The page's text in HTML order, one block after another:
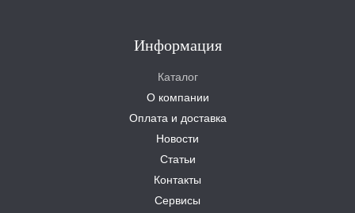
Информация
Каталог
О компании
Оплата и доставка
Новости
Статьи
Контакты
Сервисы